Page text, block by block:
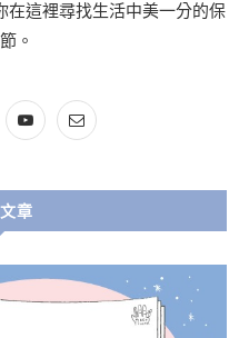
在這裡尋找生活中美一分的保
。
章